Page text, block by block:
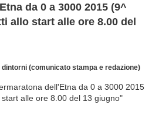
da 0 a 3000 2015 (9^
allo start alle ore 8.00 del
(comunicato stampa e redazione)